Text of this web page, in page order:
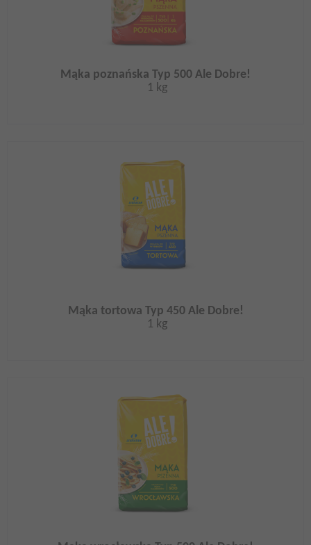
Mąka poznańska Typ 500 Ale Dobre!
1 kg
Mąka tortowa Typ 450 Ale Dobre!
1 kg